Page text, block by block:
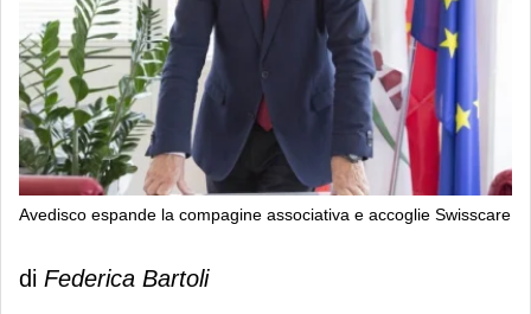
Avedisco espande la compagine associativa e accoglie Swisscare
Avedisco espande la compagine
associativa e accoglie Swisscare
di Federica Bartoli